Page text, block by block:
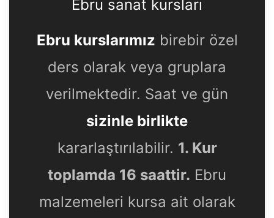
Ebru sanat kursları
Ebru kurslarımız birebir özel
ders olarak veya gruplara
verilmektedir. Saat ve gün
sizinle birlikte
kararlaştırılabilir. 1. Kur
toplamda 16 saattir. Ebru
malzemeleri kursa ait olarak